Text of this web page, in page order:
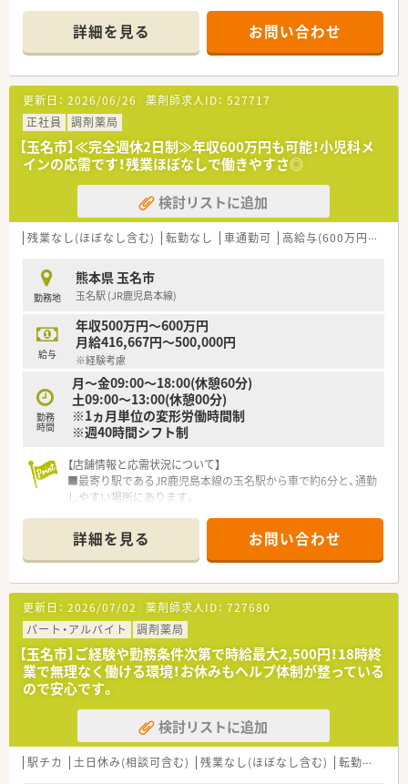
■年間休日は125日と業界内でもトップクラスの多さを誇り、心
身ともにリフレッシュしながら長く働き続けることが可能で
す。
の相談も受け付けており、移住を伴う転職も強力にバックアップ
します。
≪こんな会社です≫
■熊本市内を中心に、県内9店舗を展開する
■クリニック応需の店舗中心に出店されています。
■従業員のワークライフバランスを考えている会社です。
■eラーニングの導入など、社員教育にも積極的です。
詳細を見る お問い合わせ
更新日： 2026/06/26 薬剤師求人ID： 527717
正社員
調剤薬局
【玉名市】≪完全週休2日制≫年収600万円も可能！小児科メ
インの応需です！残業ほぼなしで働きやすさ◎
検討リストに追加
残業なし(ほぼなし含む) 転勤なし 車通勤可 高給与(600万円以上)
勤務地
熊本県 玉名市
玉名駅 (JR鹿児島本線)
給与
年収500万円～600万円
月給416,667円～500,000円
※経験考慮
勤務
時間
月～金09:00～18:00(休憩60分)
土09:00～13:00(休憩00分)
※1ヵ月単位の変形労働時間制
※週40時間シフト制
【店舗情報と応需状況について】
■最寄り駅であるJR鹿児島本線の玉名駅から車で約6分と、通勤
しやすい場所にあります。
数は約60枚となっています。
■薬剤師は常勤2名、事務員2名体制で、協力しながら業務に取り
組める環境が整っています。
【法人特徴について】
■熊本県内で複数店舗の調剤薬局を運営しており、地域医療に深
く貢献している法人です。
■ドライブスルーや在宅医療、オンライン服薬指導など、時代の
変化に対応した店舗展開が特徴です。
■薬剤師でもある代表のもと、現場で働く薬剤師が働きやすい環
境づくりを積極的に推進しています。
【求人情報について】
■熊本市南区にある店舗とのラウンダー勤務となり、高速道路料
金は会社が負担いたします。
詳細を見る お問い合わせ
更新日： 2026/07/02 薬剤師求人ID： 727680
パート・アルバイト
調剤薬局
【玉名市】ご経験や勤務条件次第で時給最大2,500円！18時終
業で無理なく働ける環境！お休みもヘルプ体制が整っている
ので安心です。
検討リストに追加
駅チカ 土日休み(相談可含む) 残業なし(ほぼなし含む) 転勤なし